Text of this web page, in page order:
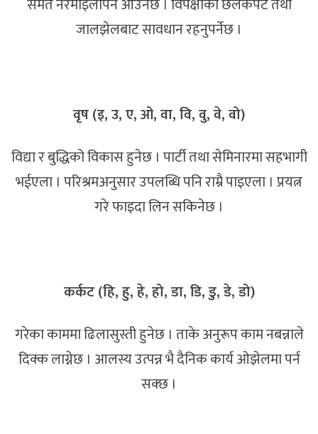
जालझेलबाट सावधान रहनुपर्नेछ ।
वृष (इ, उ, ए, ओ, वा, वि, वु, वे, वो)
विद्या र बुद्धिको विकास हुनेछ । पार्टी तथा सेमिनारमा सहभागी
भईएला । परिश्रमअनुसार उपलब्धि पनि राम्रै पाइएला । प्रयत्न
गरे फाइदा लिन सकिनेछ ।
कर्कट (हि, हु, हे, हो, डा, डि, डु, डे, डो)
गरेका काममा ढिलासुस्ती हुनेछ । ताके अनुरूप काम नबन्नाले
दिक्क लाग्नेछ । आलस्य उत्पन्न भै दैनिक कार्य ओझेलमा पर्न
सक्छ ।